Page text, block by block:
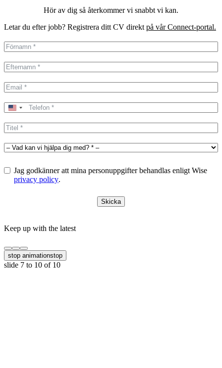
Hör av dig så återkommer vi snabbt vi kan.
Letar du efter jobb? Registrera ditt CV direkt på vår Connect-portal.
United
+1
Jag godkänner att mina personuppgifter behandlas enligt Wise
privacy policy.
Skicka
Keep up with the latest
stop animationstop
slide 7 to 10 of 10